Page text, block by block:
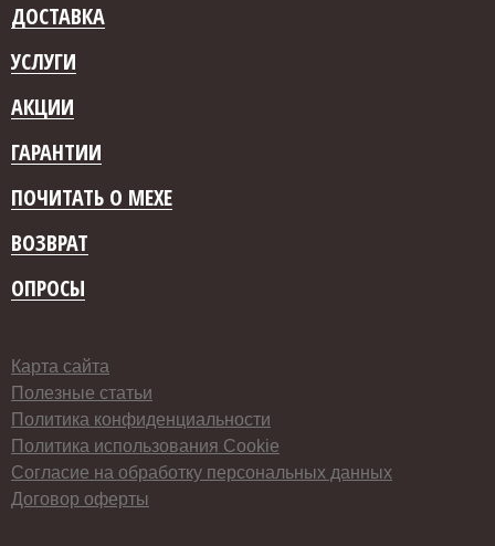
ДОСТАВКА
УСЛУГИ
АКЦИИ
ГАРАНТИИ
ПОЧИТАТЬ О МЕХЕ
ВОЗВРАТ
ОПРОСЫ
Карта сайта
Полезные статьи
Политика конфиденциальности
Политика использования Cookie
Согласие на обработку персональных данных
Договор оферты